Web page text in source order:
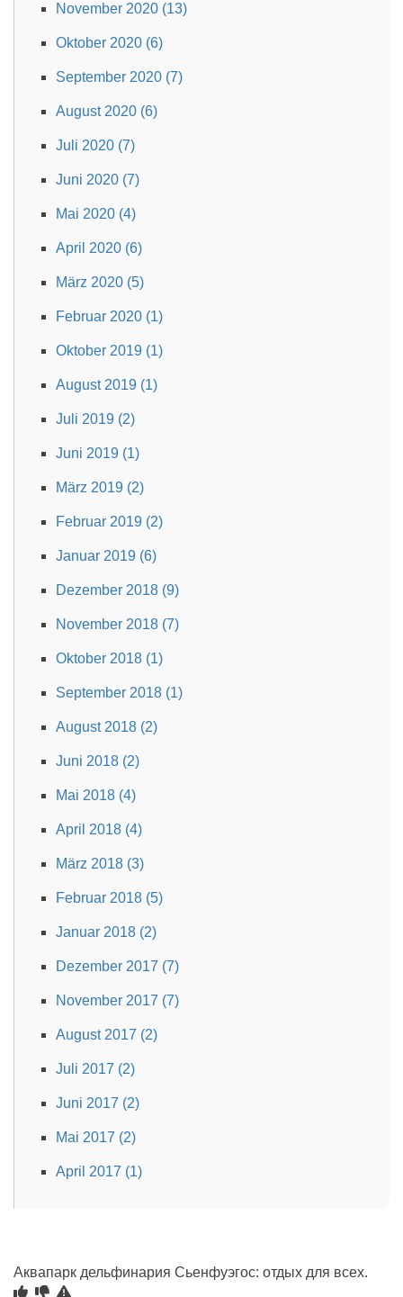
November 2020 (13)
Oktober 2020 (6)
September 2020 (7)
August 2020 (6)
Juli 2020 (7)
Juni 2020 (7)
Mai 2020 (4)
April 2020 (6)
März 2020 (5)
Februar 2020 (1)
Oktober 2019 (1)
August 2019 (1)
Juli 2019 (2)
Juni 2019 (1)
März 2019 (2)
Februar 2019 (2)
Januar 2019 (6)
Dezember 2018 (9)
November 2018 (7)
Oktober 2018 (1)
September 2018 (1)
August 2018 (2)
Juni 2018 (2)
Mai 2018 (4)
April 2018 (4)
März 2018 (3)
Februar 2018 (5)
Januar 2018 (2)
Dezember 2017 (7)
November 2017 (7)
August 2017 (2)
Juli 2017 (2)
Juni 2017 (2)
Mai 2017 (2)
April 2017 (1)
Аквапарк дельфинария Сьенфуэгос: отдых для всех.